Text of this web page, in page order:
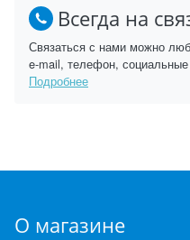
Всегда на
Связаться с нами можно
e-mail, телефон,
Подробнее
О магазине